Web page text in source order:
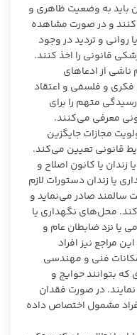
باید به وضعیت ظاهری و
و در صورت مشاهده
و تردید در وجود
قانونی را اخذ ‌کنند.
از ادعاهای
فکری و فلسفی و اعتقاد
متهم را برای
معرفی می‌کنند.
مجازات جایگزین
قانونی تعیین می‌کند.
یا کانون اصلاح و
یا زندان دستورات لازم
سالمند صادر می‌نماید و
محل‌های نگهداری یا
یا نزد ضابطان عام و
مراجع نیز افراد
فنی و مهندسی
بتوانند حوایج و
در صورت فقدان
مشمول اختصاص داده